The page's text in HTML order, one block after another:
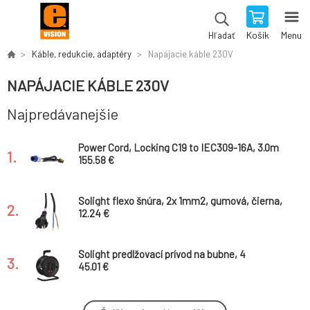
Hľadať Košík Menu
Káble, redukcie, adaptéry Napájacie káble 230V
NAPÁJACIE KÁBLE 230V
Najpredávanejšie
1.
Power Cord, Locking C19 to IEC309-16A, 3.0m
155.58 €
2.
Solight flexo šnúra, 2x 1mm2, gumová, čierna,
5m
12.24 €
3.
Solight predlžovací prívod na bubne, 4
zásuvky, čierny kábel 3x 1,0mm2, 15m
45.01 €
Solight predlžovací prívod, 4 zásuvky, biely,